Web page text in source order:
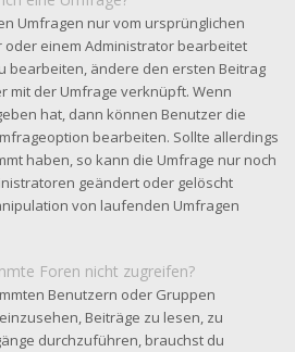
Umfragen nur vom ursprünglichen
einem Administrator bearbeitet
bearbeiten, ändere den ersten Beitrag
mit der Umfrage verknüpft. Wenn
hat, dann können Benutzer die
bearbeiten. Sollte allerdings
haben, so kann die Umfrage nur noch
geändert oder gelöscht
von laufenden Umfragen
Foren nicht zugreifen?
Benutzern oder Gruppen
Beiträge zu lesen, zu
durchzuführen, brauchst du